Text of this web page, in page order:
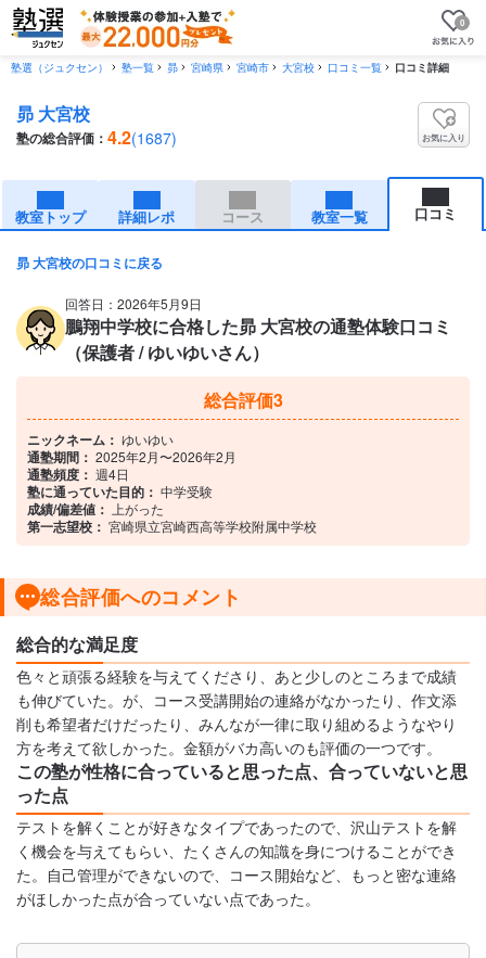
0
塾選（ジュクセン） 塾一覧 昴 宮崎県 宮崎市 大宮校 口コミ一覧 口コミ詳細
昴 大宮校
塾の総合評価： 4.2(1687) お気に入り
教室トップ 詳細レポ コース 教室一覧 口コミ
昴 大宮校の口コミに戻る
回答日：2026年5月9日
鵬翔中学校に合格した昴 大宮校の通塾体験口コミ
（保護者 / ゆいゆいさん）
総合評価3
ニックネーム： ゆいゆい
通塾期間： 2025年2月〜2026年2月
通塾頻度： 週4日
塾に通っていた目的： 中学受験
成績/偏差値： 上がった
第一志望校： 宮崎県立宮崎西高等学校附属中学校
総合評価へのコメント
総合的な満足度
色々と頑張る経験を与えてくださり、あと少しのところまで成績
も伸びていた。が、コース受講開始の連絡がなかったり、作文添
削も希望者だけだったり、みんなが一律に取り組めるようなやり
方を考えて欲しかった。金額がバカ高いのも評価の一つです。
この塾が性格に合っていると思った点、合っていないと思
った点
テストを解くことが好きなタイプであったので、沢山テストを解
く機会を与えてもらい、たくさんの知識を身につけることができ
た。自己管理ができないので、コース開始など、もっと密な連絡
がほしかった点が合っていない点であった。